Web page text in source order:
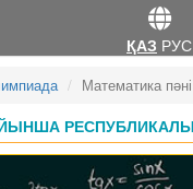
Математика
ҚАЗ РУС